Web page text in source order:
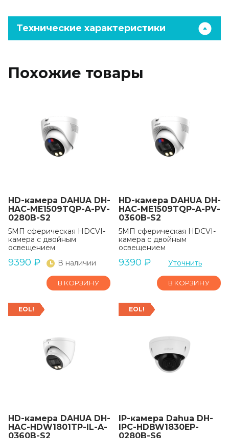
Технические характеристики
Похожие товары
HD-камера DAHUA DH-
HAC-ME1509TQP-A-PV-
0280B-S2
5МП сферическая HDCVI-
камера с двойным
освещением
9390 ₽ В наличии
В КОРЗИНУ
HD-камера DAHUA DH-
HAC-ME1509TQP-A-PV-
0360B-S2
5МП сферическая HDCVI-
камера с двойным
освещением
9390 ₽ Уточнить
В КОРЗИНУ
EOL!
HD-камера DAHUA DH-
HAC-HDW1801TP-IL-A-
0360B-S2
EOL!
IP-камера Dahua DH-
IPC-HDBW1830EP-
0280B-S6